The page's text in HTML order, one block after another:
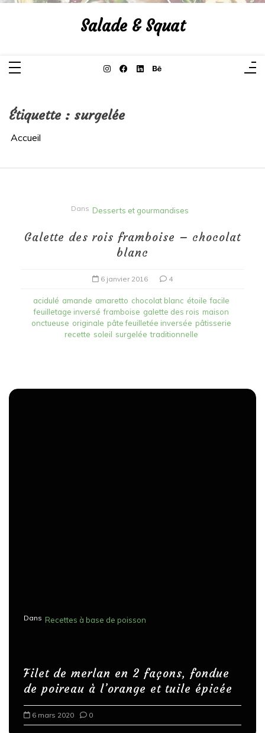
Aller
Salade & Squat
Étiquette : surgelée
Accueil
Dans Desserts et gourmandises
Galette des rois framboise – chocolat
blanc
6 janvier 2016 4
acidulé amande amaretto chocolat blanc étoile facile
feuilletage inversé framboise galette des rois maison
onctueuse originale pâte feuilletée inversée pâtisserie
recette soleil surgelée traditionnelle
Dans Recettes à base de poisson
Filet de merlan en 2 façons, fondue
de poireau à l’orange et tuile épicée
6 mars 2020 0